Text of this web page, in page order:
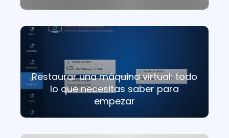
Restaurar una máquina virtual: todo
lo que necesitas saber para
empezar